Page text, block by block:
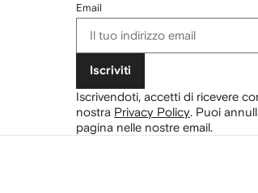
Email
Iscriviti
Iscrivendoti, accetti di ricevere
nostra Privacy Policy Puoi
pagina nelle nostre email.